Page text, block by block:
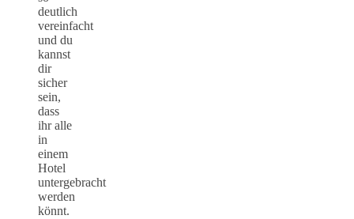
deutlich
vereinfacht
und du
kannst
dir
sicher
sein,
dass
ihr alle
in
einem
Hotel
untergebracht
werden
könnt.